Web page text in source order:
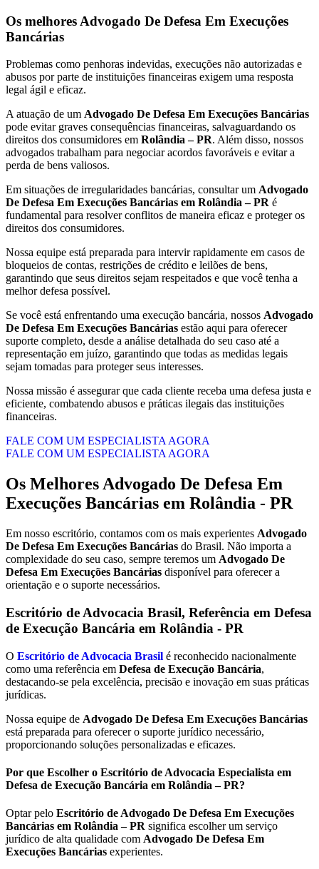
Os melhores Advogado De Defesa Em Execuções
Bancárias
Problemas como penhoras indevidas, execuções não autorizadas e
abusos por parte de instituições financeiras exigem uma resposta
legal ágil e eficaz.
A atuação de um Advogado De Defesa Em Execuções Bancárias
pode evitar graves consequências financeiras, salvaguardando os
direitos dos consumidores em Rolândia – PR. Além disso, nossos
advogados trabalham para negociar acordos favoráveis e evitar a
perda de bens valiosos.
Em situações de irregularidades bancárias, consultar um Advogado
De Defesa Em Execuções Bancárias em Rolândia – PR é
fundamental para resolver conflitos de maneira eficaz e proteger os
direitos dos consumidores.
Nossa equipe está preparada para intervir rapidamente em casos de
bloqueios de contas, restrições de crédito e leilões de bens,
garantindo que seus direitos sejam respeitados e que você tenha a
melhor defesa possível.
Se você está enfrentando uma execução bancária, nossos Advogado
De Defesa Em Execuções Bancárias estão aqui para oferecer
suporte completo, desde a análise detalhada do seu caso até a
representação em juízo, garantindo que todas as medidas legais
sejam tomadas para proteger seus interesses.
Nossa missão é assegurar que cada cliente receba uma defesa justa e
eficiente, combatendo abusos e práticas ilegais das instituições
financeiras.
FALE COM UM ESPECIALISTA AGORA
FALE COM UM ESPECIALISTA AGORA
Os Melhores Advogado De Defesa Em
Execuções Bancárias em Rolândia - PR
Em nosso escritório, contamos com os mais experientes Advogado
De Defesa Em Execuções Bancárias do Brasil. Não importa a
complexidade do seu caso, sempre teremos um Advogado De
Defesa Em Execuções Bancárias disponível para oferecer a
orientação e o suporte necessários.
Escritório de Advocacia Brasil, Referência em Defesa
de Execução Bancária em Rolândia - PR
O Escritório de Advocacia Brasil é reconhecido nacionalmente
como uma referência em Defesa de Execução Bancária,
destacando-se pela excelência, precisão e inovação em suas práticas
jurídicas.
Nossa equipe de Advogado De Defesa Em Execuções Bancárias
está preparada para oferecer o suporte jurídico necessário,
proporcionando soluções personalizadas e eficazes.
Por que Escolher o Escritório de Advocacia Especialista em
Defesa de Execução Bancária em Rolândia – PR?
Optar pelo Escritório de Advogado De Defesa Em Execuções
Bancárias em Rolândia – PR significa escolher um serviço
jurídico de alta qualidade com Advogado De Defesa Em
Execuções Bancárias experientes.